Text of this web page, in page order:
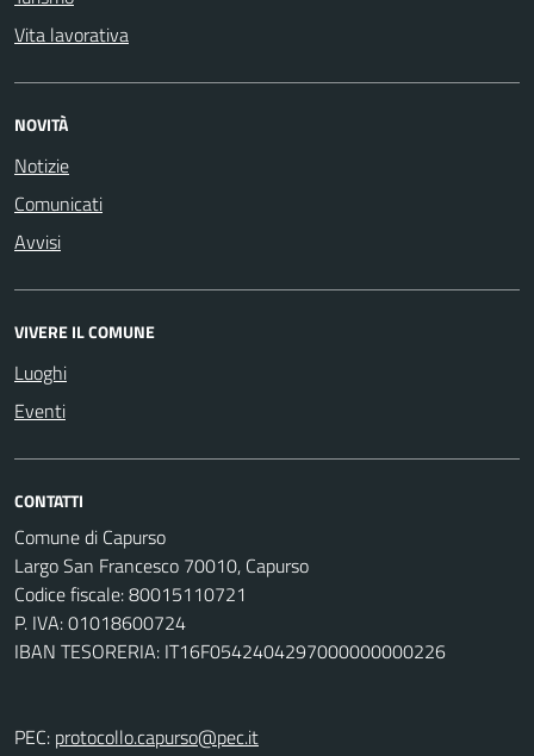
Vita lavorativa
NOVITÀ
Notizie
Comunicati
Avvisi
VIVERE IL COMUNE
Luoghi
Eventi
CONTATTI
Comune di Capurso
Largo San Francesco 70010, Capurso
Codice fiscale: 80015110721
P. IVA: 01018600724
IBAN TESORERIA: IT16F0542404297000000000226
PEC: protocollo.capurso@pec.it